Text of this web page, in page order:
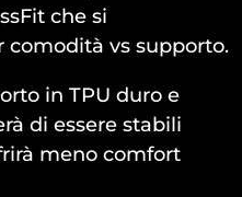
che si
comodità vs supporto.
in TPU duro e
di essere stabili
meno comfort